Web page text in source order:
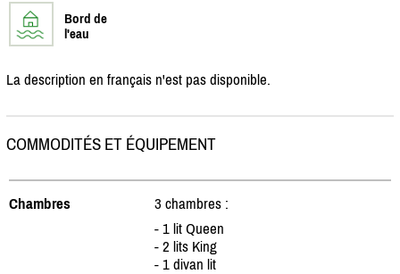
Bord de
l'eau
La description en français n'est pas disponible.
COMMODITÉS ET ÉQUIPEMENT
Chambres
3 chambres :
- 1 lit Queen
- 2 lits King
- 1 divan lit